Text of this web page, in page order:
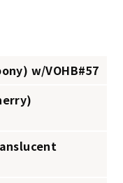
w/VOHB#57